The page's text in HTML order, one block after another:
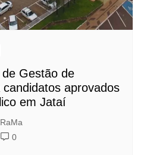
Gestão de
aprovados
em Jataí
0